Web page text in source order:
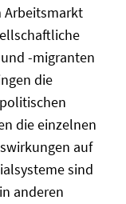
Arbeitsmarkt
-migranten
die
die einzelnen
auf
sind
anderen